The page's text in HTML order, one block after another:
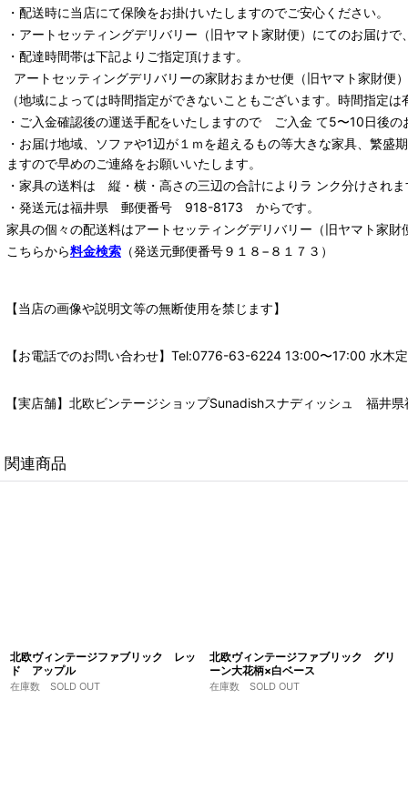
・配送時に当店にて保険をお掛けいたしますのでご安心ください。
・ アートセッティングデリバリー （旧ヤマト家財便） にてのお届けで
・配達時間帯は下記よりご指定頂けます。
アートセッティングデリバリーの家財おまかせ便 （旧ヤマト家財便
（地域によっては時間指定ができないこともございます。時間指定
・ご入金確認後の運送手配をいたしますので ご入金 て5〜10日後の
・お届け地域、ソファや1辺が１ｍを超えるもの等大きな家具、繁
ますので早めのご連絡をお願いいたします。
・家具の送料は 縦・横・高さの三辺の合計によりラ ンク分けされま
・発送元は福井県 郵便番号 918-8173 からです。
家具の個々の配送料はアートセッティングデリバリー （旧ヤマト家財
こちらから料金検索 （発送元郵便番号９１８−８１７３）
【当店の画像や説明文等の無断使用を禁じます】
【お電話でのお問い合わせ】Tel:0776-63-6224 13:00〜17:00 水木
【実店舗】北欧ビンテージショップSunadishスナディッシュ 福井
関連商品
北欧ヴィンテージファブリック レッ
ド アップル
在庫数 SOLD OUT
北欧ヴィンテージファブリック グリ
ーン大花柄×白ベース
在庫数 SOLD OUT